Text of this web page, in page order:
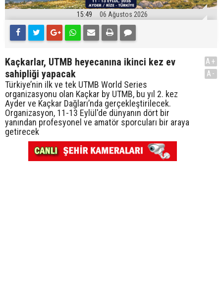
15:49 06 Ağustos 2026
Kaçkarlar, UTMB heyecanına ikinci kez ev
sahipliği yapacak
Türkiye’nin ilk ve tek UTMB World Series
organizasyonu olan Kaçkar by UTMB, bu yıl 2. kez
Ayder ve Kaçkar Dağları’nda gerçekleştirilecek.
Organizasyon, 11-13 Eylül'de dünyanın dört bir
yanından profesyonel ve amatör sporcuları bir araya
getirecek
A+
A-